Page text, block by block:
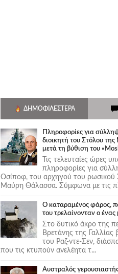
ΔΗΜΟΦΙΛΈΣΤΕΡΑ
Πληροφορίες για
διοικητή του Στόλου
μετά τη βύθιση του
Τις τελευταίες ώρες
πληροφορίες για
Οσίποφ, του αρχηγού του ρωσικού
Μαύρη Θάλασσα. Σύμφωνα με τις
Ο καταραμένος φάρος,
του τρελαίνονταν ο
Στο δυτικό άκρο της
Βρετάνης της Γαλλίας
του Ραζ-ντε-Σεν,
που τις κτυπούν ανελέητα τ...
Αυστραλός